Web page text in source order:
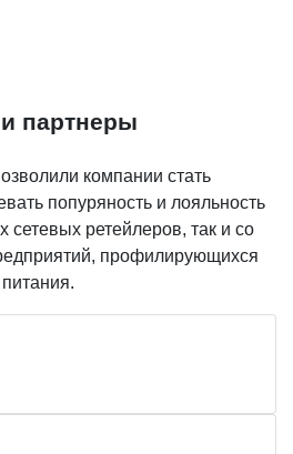
партнеры
компании стать
попуряность и лояльность
сетевых ретейлеров, так и со
профилирующихся